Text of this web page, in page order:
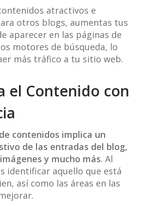
atractivos e
otros blogs, aumentas tus
aparecer en las páginas de
motores de búsqueda, lo
más tráfico a tu sitio web.
el Contenido con
contenidos implica un
de las entradas del blog,
y mucho más. Al
identificar aquello que está
así como las áreas en las